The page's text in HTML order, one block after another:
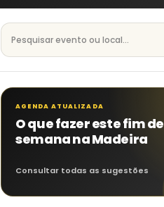
Pesquisar eventos na Madeira
AGENDA ATUALIZADA
O que fazer este fim de
semana na Madeira
Consultar todas as sugestões